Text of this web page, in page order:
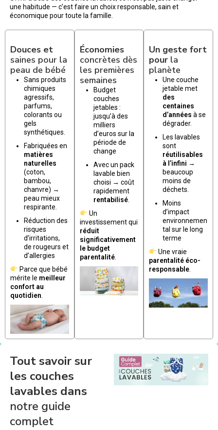
une habitude — c’est faire un choix responsable, sain et
économique pour toute la famille.
Douces et
saines pour la
peau de bébé
Sans produits
chimiques
agressifs,
parfums,
colorants ou
gels
synthétiques.
Fabriquées en
matières
naturelles
(coton,
bambou,
chanvre) →
peau mieux
respirante.
Réduction des
risques
d’irritations,
de rougeurs et
d’allergies
Parce que bébé
mérite le meilleur
confort au
quotidien
Économies
concrètes dès
les premières
semaines
Budget
couches
jetables :
jusqu’à des
milliers
d’euros sur la
période de
change
Avec un pack
lavable bien
choisi → coût
rapidement
rentabilisé.
Un
investissement qui
réduit
significativement
le budget
parentalité.
Un geste fort
pour la
planète
Une couche
jetable met
des
centaines
d’années à se
dégrader.
Les lavables
sont
réutilisables
à l’infini →
beaucoup
moins de
déchets.
Moins
d’impact
environnemen
tal sur le long
terme
Une vraie
parentalité éco-
responsable
Tout savoir sur
les couches
lavables dans
notre guide
complet